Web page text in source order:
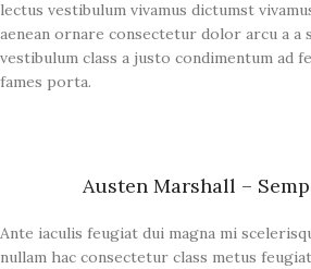
lectus vestibulum vivamus dictumst
aenean ornare consectetur dolor arcu a a
vestibulum class a justo condimentum ad
fames porta.
Austen Marshall –
Ante iaculis feugiat dui magna mi
nullam hac consectetur class metus